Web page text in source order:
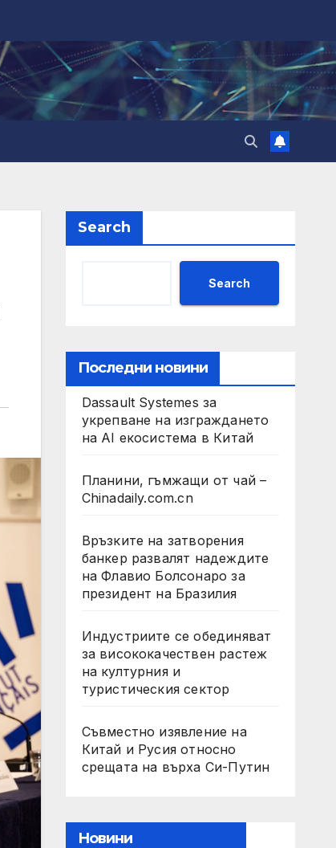
Search
Search
Последни новини
Dassault Systemes за
укрепване на изграждането
на AI екосистема в Китай
Планини, гъмжащи от чай –
Chinadaily.com.cn
Връзките на затворения
банкер развалят надеждите
на Флавио Болсонаро за
президент на Бразилия
Индустриите се обединяват
за висококачествен растеж
на културния и
туристическия сектор
Съвместно изявление на
Китай и Русия относно
срещата на върха Си-Путин
Новини